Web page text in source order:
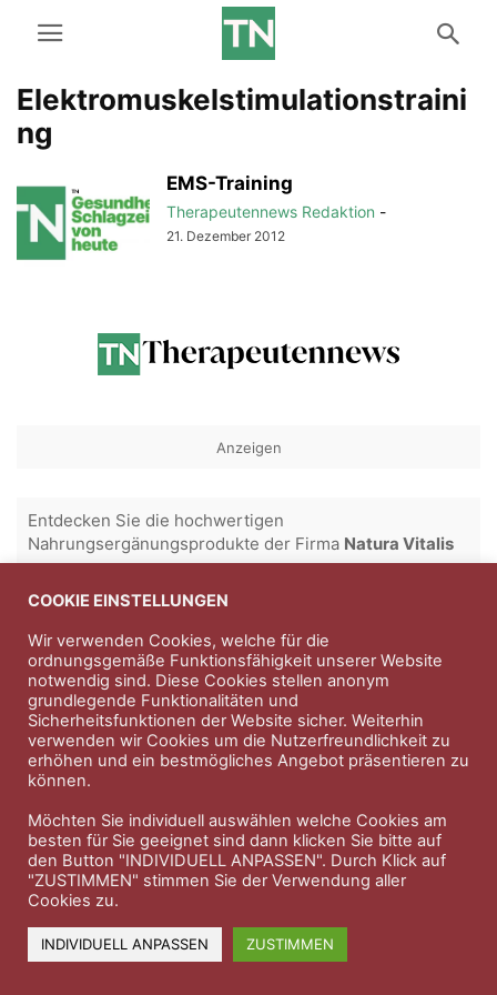
Elektromuskelstimulationstraini
ng
EMS-Training
Therapeutennews Redaktion -
21. Dezember 2012
Anzeigen
Entdecken Sie die hochwertigen
Nahrungsergänungsprodukte der Firma Natura Vitalis
Versicherungen und Finanzdienstleistungen seit 1986 -
Professioneller Rundumschutz seit über 30 Jahren.
Impressum Nutzungsbedingungen
Datenschutzerklärung Therapeutenkatalog Über uns
© 2023 Therapeutennews.de
COOKIE EINSTELLUNGEN
Wir verwenden Cookies, welche für die
ordnungsgemäße Funktionsfähigkeit unserer Website
notwendig sind. Diese Cookies stellen anonym
grundlegende Funktionalitäten und
Sicherheitsfunktionen der Website sicher. Weiterhin
verwenden wir Cookies um die Nutzerfreundlichkeit zu
erhöhen und ein bestmögliches Angebot präsentieren zu
können.
Möchten Sie individuell auswählen welche Cookies am
besten für Sie geeignet sind dann klicken Sie bitte auf
den Button "INDIVIDUELL ANPASSEN". Durch Klick auf
"ZUSTIMMEN" stimmen Sie der Verwendung aller
Cookies zu.
INDIVIDUELL ANPASSEN ZUSTIMMEN